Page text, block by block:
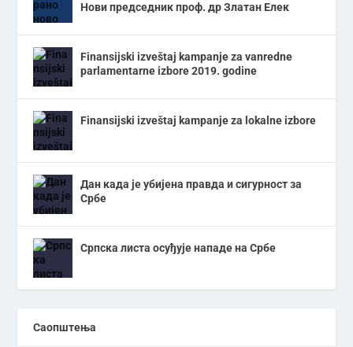
Нови председник проф. др Златан Елек
Finansijski izveštaj kampanje za vanredne
parlamentarne izbore 2019. godine
Finansijski izveštaj kampanje za lokalne izbore
Дан када је убијена правда и сигурност за
Србе
Српска листа осуђује нападе на Србе
Саопштења